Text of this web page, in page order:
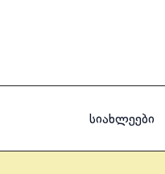
სიახლეები